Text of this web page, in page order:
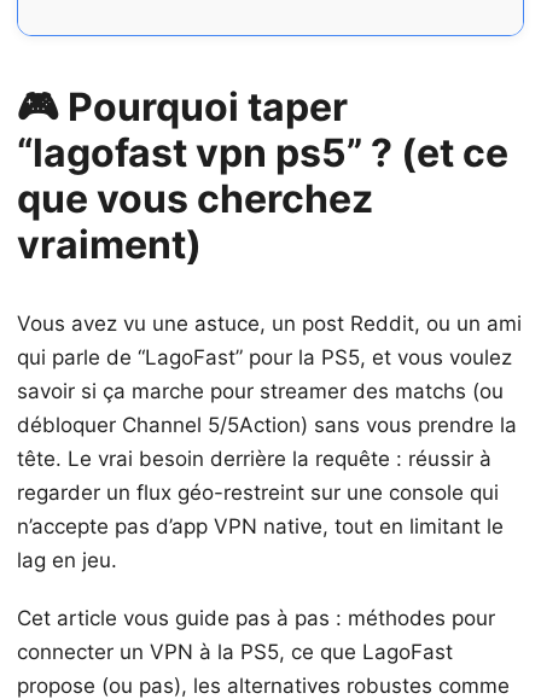
🎮 Pourquoi taper
“lagofast vpn ps5” ? (et ce
que vous cherchez
vraiment)
Vous avez vu une astuce, un post Reddit, ou un ami
qui parle de “LagoFast” pour la PS5, et vous voulez
savoir si ça marche pour streamer des matchs (ou
débloquer Channel 5/5Action) sans vous prendre la
tête. Le vrai besoin derrière la requête : réussir à
regarder un flux géo-restreint sur une console qui
n’accepte pas d’app VPN native, tout en limitant le
lag en jeu.
Cet article vous guide pas à pas : méthodes pour
connecter un VPN à la PS5, ce que LagoFast
propose (ou pas), les alternatives robustes comme